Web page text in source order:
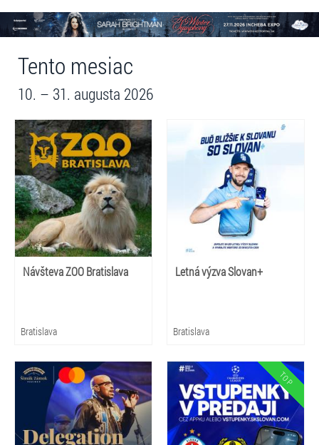
Tento mesiac
10. – 31. augusta 2026
Návšteva ZOO Bratislava
Bratislava
Letná výzva Slovan+
Bratislava